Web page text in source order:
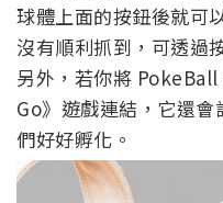
球體上面的按鈕後就可
沒有順利抓到，可透過
另外，若你將
Go》遊戲連結，它還
們好好孵化。